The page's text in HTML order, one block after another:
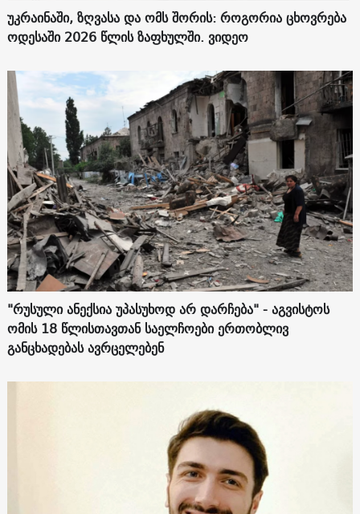
უკრაინაში, ზღვასა და ომს შორის: როგორია ცხოვრება
ოდესაში 2026 წლის ზაფხულში. ვიდეო
"რუსული ანექსია უპასუხოდ არ დარჩება" - აგვისტოს
ომის 18 წლისთავთან საელჩოები ერთობლივ
განცხადებას ავრცელებენ